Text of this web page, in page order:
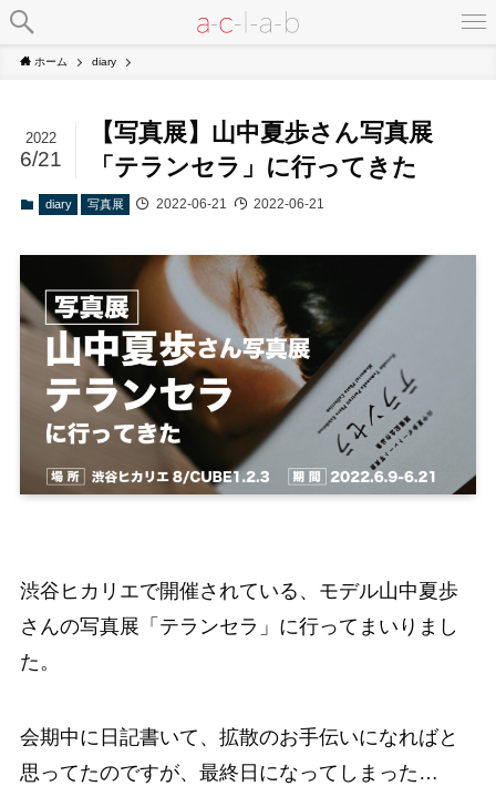
ホーム diary
【写真展】山中夏歩さん写真展
「テランセラ」に行ってきた
2022
6/21
diary 写真展 2022-06-21 2022-06-21
渋谷ヒカリエで開催されている、モデル山中夏歩
さんの写真展「テランセラ」に行ってまいりまし
た。
会期中に日記書いて、拡散のお手伝いになればと
思ってたのですが、最終日になってしまった…